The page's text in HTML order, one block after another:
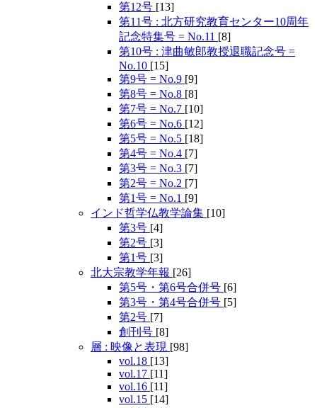
第12号 [13]
第11号 : 北方研究教育センター10周年
記念特集号 = No.11 [8]
第10号 : 津曲敏郎教授退職記念号 =
No.10 [15]
第9号 = No.9 [9]
第8号 = No.8 [8]
第7号 = No.7 [10]
第6号 = No.6 [12]
第5号 = No.5 [18]
第4号 = No.4 [7]
第3号 = No.3 [7]
第2号 = No.2 [7]
第1号 = No.1 [9]
インド哲学仏教学論集 [10]
第3号 [4]
第2号 [3]
第1号 [3]
北大宗教学年報 [26]
第5号・第6号合併号 [6]
第3号・第4号合併号 [5]
第2号 [7]
創刊号 [8]
層 : 映像と表現 [98]
vol.18 [13]
vol.17 [11]
vol.16 [11]
vol.15 [14]